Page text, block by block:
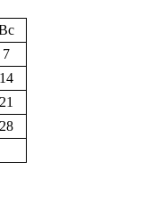
7
14
21
28